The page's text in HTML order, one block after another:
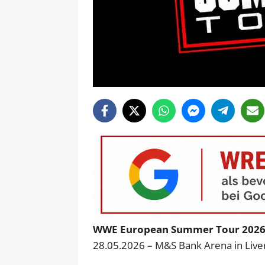
WWE European Summer Tour 2026
28.05.2026 – M&S Bank Arena in